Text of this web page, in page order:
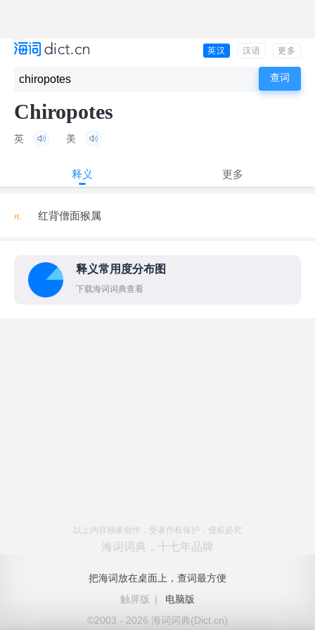
英汉 汉语 更多
Chiropotes
英 美
释义 更多
n. 红背僧面猴属
释义常用度分布图
下载海词词典查看
以上内容独家创作，受著作权保护，侵权必究
海词词典，十七年品牌
把海词放在桌面上，查词最方便
触屏版
|
电脑版
©2003 - 2026 海词词典(Dict.cn)